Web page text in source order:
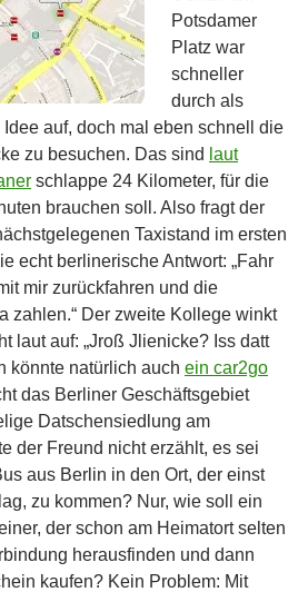
Potsdamer
Platz war
schneller
durch als
auf, doch mal eben schnell die
zu besuchen. Das sind laut
schlappe 24 Kilometer, für die
brauchen soll. Also fragt der
Taxistand im ersten
echt berlinerische Antwort: „Fahr
mir zurückfahren und die
zahlen.“ Der zweite Kollege winkt
laut auf: „Jroß Jlienicke? Iss datt
könnte natürlich auch ein car2go
das Berliner Geschäftsgebiet
Datschensiedlung am
der Freund nicht erzählt, es sei
aus Berlin in den Ort, der einst
zu kommen? Nur, wie soll ein
der schon am Heimatort selten
herausfinden und dann
kaufen? Kein Problem: Mit